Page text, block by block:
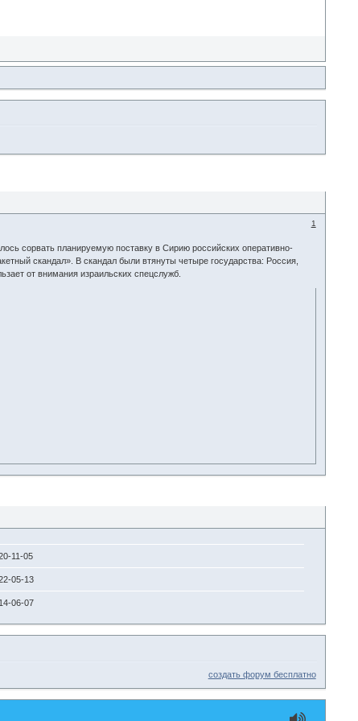
1
сорвать планируемую поставку в Сирию российских оперативно-
скандал». В скандал были втянуты четыре государства: Россия,
от внимания израильских спецслужб.
11-05
05-13
06-07
создать форум бесплатно